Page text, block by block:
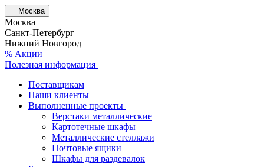
Москва
Москва
Санкт-Петербург
Нижний Новгород
% Акции
Полезная информация
Поставщикам
Наши клиенты
Выполненные проекты
Верстаки металлические
Картотечные шкафы
Металлические стеллажи
Почтовые ящики
Шкафы для раздевалок